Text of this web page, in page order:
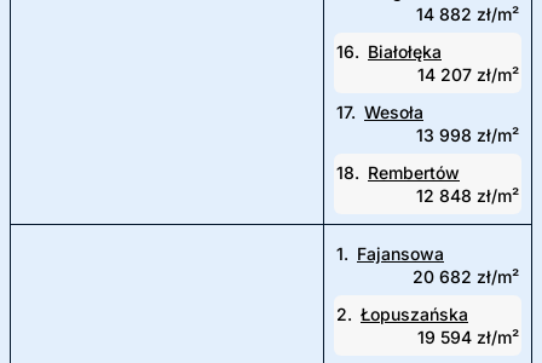
14 882 zł/m²
16. Białołęka
14 207 zł/m²
17. Wesoła
13 998 zł/m²
18. Rembertów
12 848 zł/m²
1. Fajansowa
20 682 zł/m²
2. Łopuszańska
19 594 zł/m²